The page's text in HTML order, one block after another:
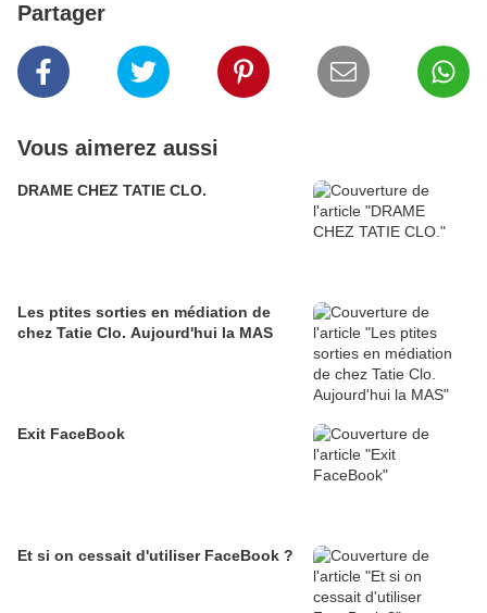
Partager
Vous aimerez aussi
DRAME CHEZ TATIE CLO.
Les ptites sorties en médiation de
chez Tatie Clo. Aujourd'hui la MAS
Exit FaceBook
Et si on cessait d'utiliser FaceBook ?